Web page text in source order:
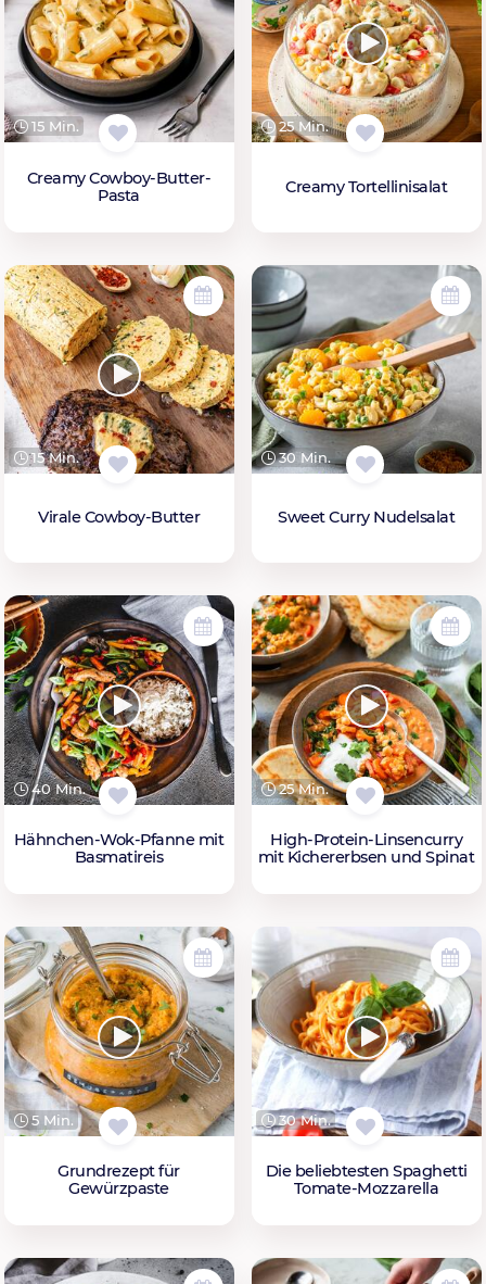
15 Min.
Creamy Cowboy-Butter-
Pasta
25 Min.
Creamy Tortellinisalat
15 Min.
Virale Cowboy-Butter
30 Min.
Sweet Curry Nudelsalat
40 Min.
Hähnchen-Wok-Pfanne mit
Basmatireis
25 Min.
High-Protein-Linsencurry
mit Kichererbsen und Spinat
5 Min.
Grundrezept für
Gewürzpaste
30 Min.
Die beliebtesten Spaghetti
Tomate-Mozzarella